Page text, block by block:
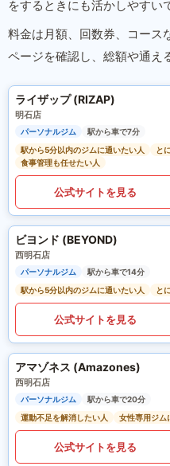
をするときにも活かしやすい
料金は月額、回数券、コース
ページを確認し、総額や通え
ライザップ (RIZAP)
明石店
パーソナルジム
駅から車で7分
駅から5分以内のジムに通いたい人
と
食事管理も任せたい人
公式サイトを見る
ビヨンド (BEYOND)
西明石店
パーソナルジム
駅から車で14分
駅から5分以内のジムに通いたい人
と
公式サイトを見る
アマゾネス (Amazones)
西明石店
パーソナルジム
駅から車で20分
運動不足を解消したい人
女性専用ジム
公式サイトを見る